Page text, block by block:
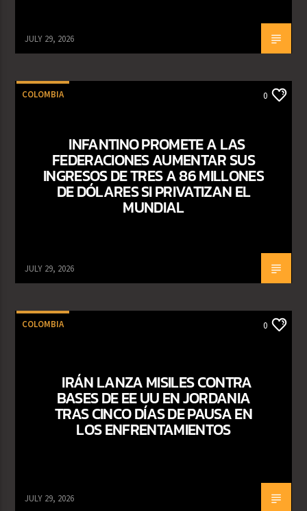
JULY 29, 2026
COLOMBIA 0
INFANTINO PROMETE A LAS
FEDERACIONES AUMENTAR SUS
INGRESOS DE TRES A 86 MILLONES
DE DÓLARES SI PRIVATIZAN EL
MUNDIAL
JULY 29, 2026
COLOMBIA 0
IRÁN LANZA MISILES CONTRA
BASES DE EE UU EN JORDANIA
TRAS CINCO DÍAS DE PAUSA EN
LOS ENFRENTAMIENTOS
JULY 29, 2026